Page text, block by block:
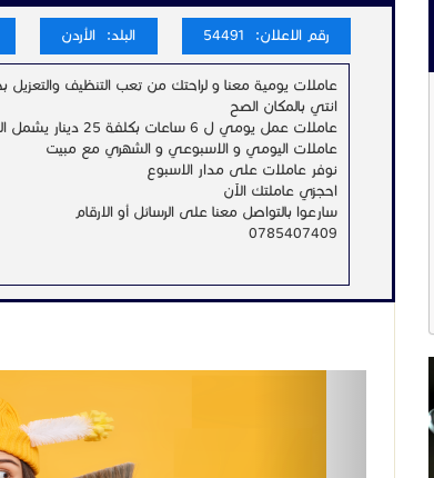
رقم الاعلان: 54491 البلد: الأردن
عاملات يومية معنا و لراحتك من تعب التنظيف والتعزيل
انتي بالمكان الصح
عاملات عمل يومي ل 6 ساعات بكلفة 25 دينار يشمل التوصيل
عاملات اليومي و الاسبوعي و الشهري مع مبيت
نوفر عاملات على مدار الاسبوع
احجزي عاملتك الآن
سارعوا بالتواصل معنا على الرسائل أو الارقام
0785407409